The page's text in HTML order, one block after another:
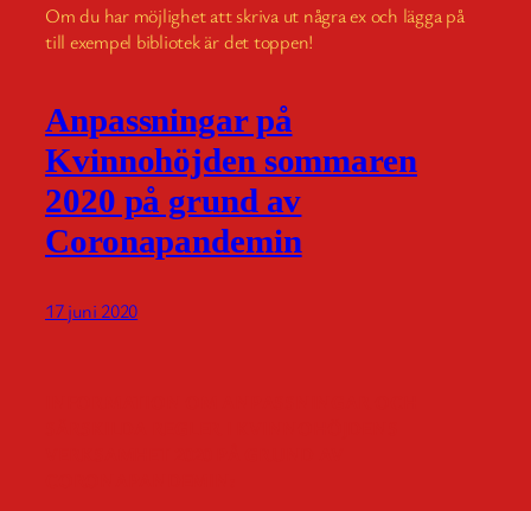
Om du har möjlighet att skriva ut några ex och lägga på
till exempel bibliotek är det toppen!
Anpassningar på
Kvinnohöjden sommaren
2020 på grund av
Coronapandemin
17 juni 2020